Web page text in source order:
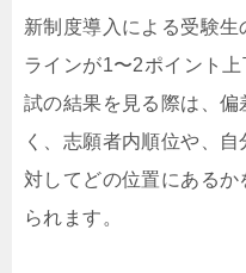
新制度導入による受験
ラインが1〜2ポイント
試の結果を見る際は、
く、志願者内順位や、
対してどの位置にある
られます。